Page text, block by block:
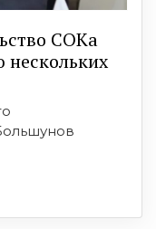
СОКа
нескольких